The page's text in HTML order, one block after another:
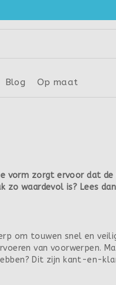
Blog Op maat
vorm zorgt ervoor dat
waardevol is? Lees
om touwen snel en
van voorwerpen.
Dit zijn kant-en-